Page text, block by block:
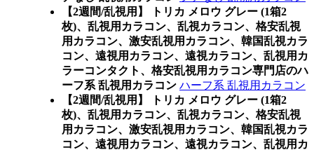
【2週間/乱視用】 トリカ メロウ グレー (1箱2
枚)、乱視用カラコン、乱視カラコン、格安乱視
用カラコン、激安乱視用カラコン、韓国乱視カラ
コン、遠視用カラコン、遠視カラコン、乱視用カ
ラーコンタクト、格安乱視用カラコン専門店のハ
ーフ系 乱視用カラコン ハーフ系 乱視用カラコン
【2週間/乱視用】 トリカ メロウ グレー (1箱2
枚)、乱視用カラコン、乱視カラコン、格安乱視
用カラコン、激安乱視用カラコン、韓国乱視カラ
コン、遠視用カラコン、遠視カラコン、乱視用カ